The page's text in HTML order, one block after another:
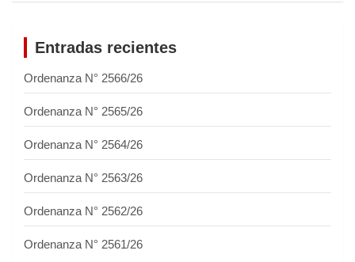
Entradas recientes
Ordenanza N° 2566/26
Ordenanza N° 2565/26
Ordenanza N° 2564/26
Ordenanza N° 2563/26
Ordenanza N° 2562/26
Ordenanza N° 2561/26